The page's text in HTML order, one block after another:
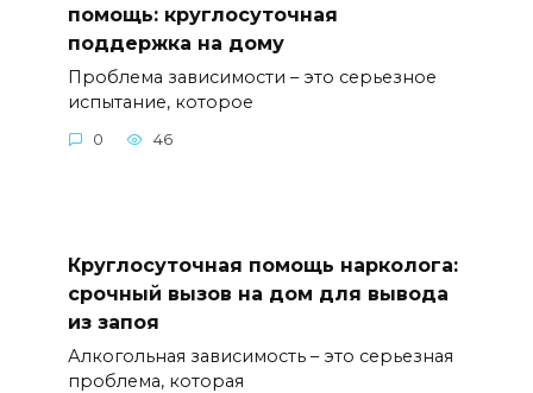
помощь: круглосуточная
поддержка на дому
Проблема зависимости – это серьезное
испытание, которое
0 46
Круглосуточная помощь нарколога:
срочный вызов на дом для вывода
из запоя
Алкогольная зависимость – это серьезная
проблема, которая